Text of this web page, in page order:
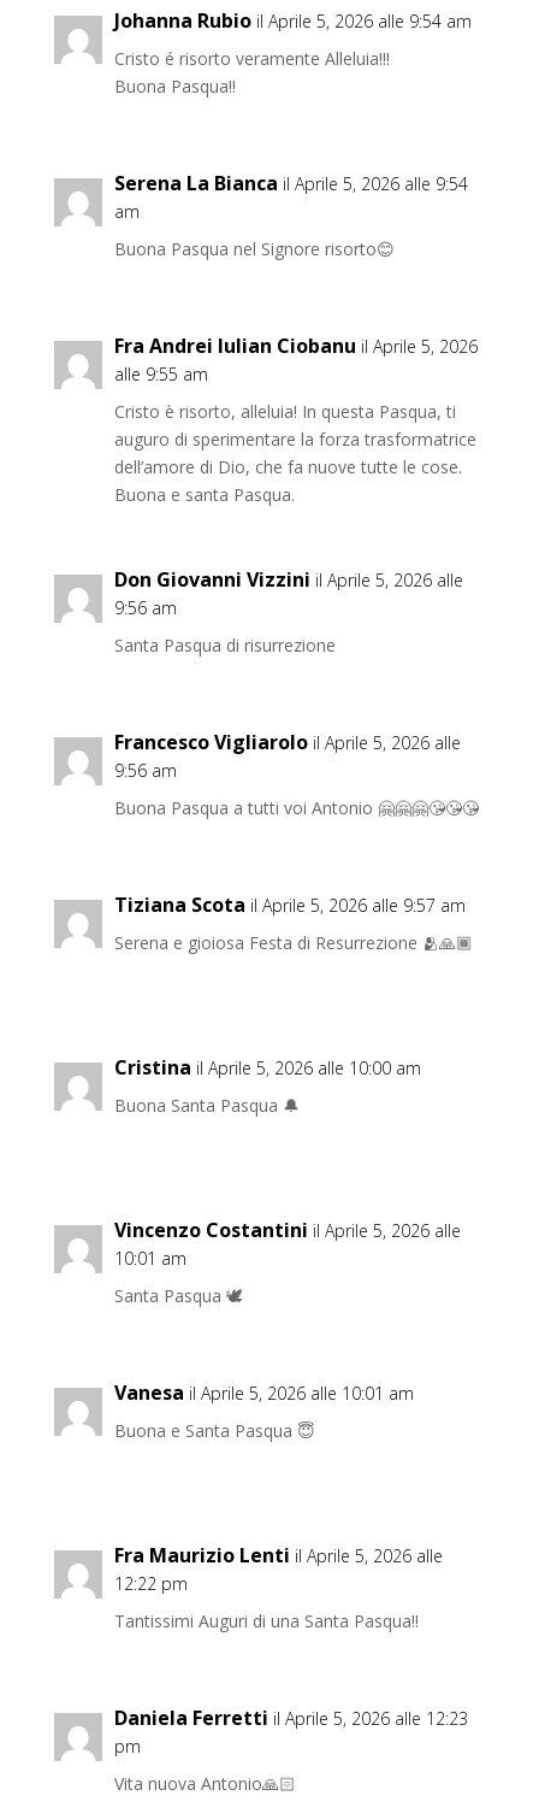
Johanna Rubio il Aprile 5, 2026 alle 9:54 am
Cristo é risorto veramente Alleluia!!!
Buona Pasqua!!
Serena La Bianca il Aprile 5, 2026 alle 9:54
am
Buona Pasqua nel Signore risorto😊
Fra Andrei Iulian Ciobanu il Aprile 5, 2026
alle 9:55 am
Cristo è risorto, alleluia! In questa Pasqua, ti
auguro di sperimentare la forza trasformatrice
dell’amore di Dio, che fa nuove tutte le cose.
Buona e santa Pasqua.
Don Giovanni Vizzini il Aprile 5, 2026 alle
9:56 am
Santa Pasqua di risurrezione
Francesco Vigliarolo il Aprile 5, 2026 alle
9:56 am
Buona Pasqua a tutti voi Antonio 🤗🤗🤗😘😘😘
Tiziana Scota il Aprile 5, 2026 alle 9:57 am
Serena e gioiosa Festa di Resurrezione 🫂🙏🏾
Cristina il Aprile 5, 2026 alle 10:00 am
Buona Santa Pasqua 🔔
Vincenzo Costantini il Aprile 5, 2026 alle
10:01 am
Santa Pasqua 🕊️
Vanesa il Aprile 5, 2026 alle 10:01 am
Buona e Santa Pasqua 😇
Fra Maurizio Lenti il Aprile 5, 2026 alle
12:22 pm
Tantissimi Auguri di una Santa Pasqua!!
Daniela Ferretti il Aprile 5, 2026 alle 12:23
pm
Vita nuova Antonio🙏🏻